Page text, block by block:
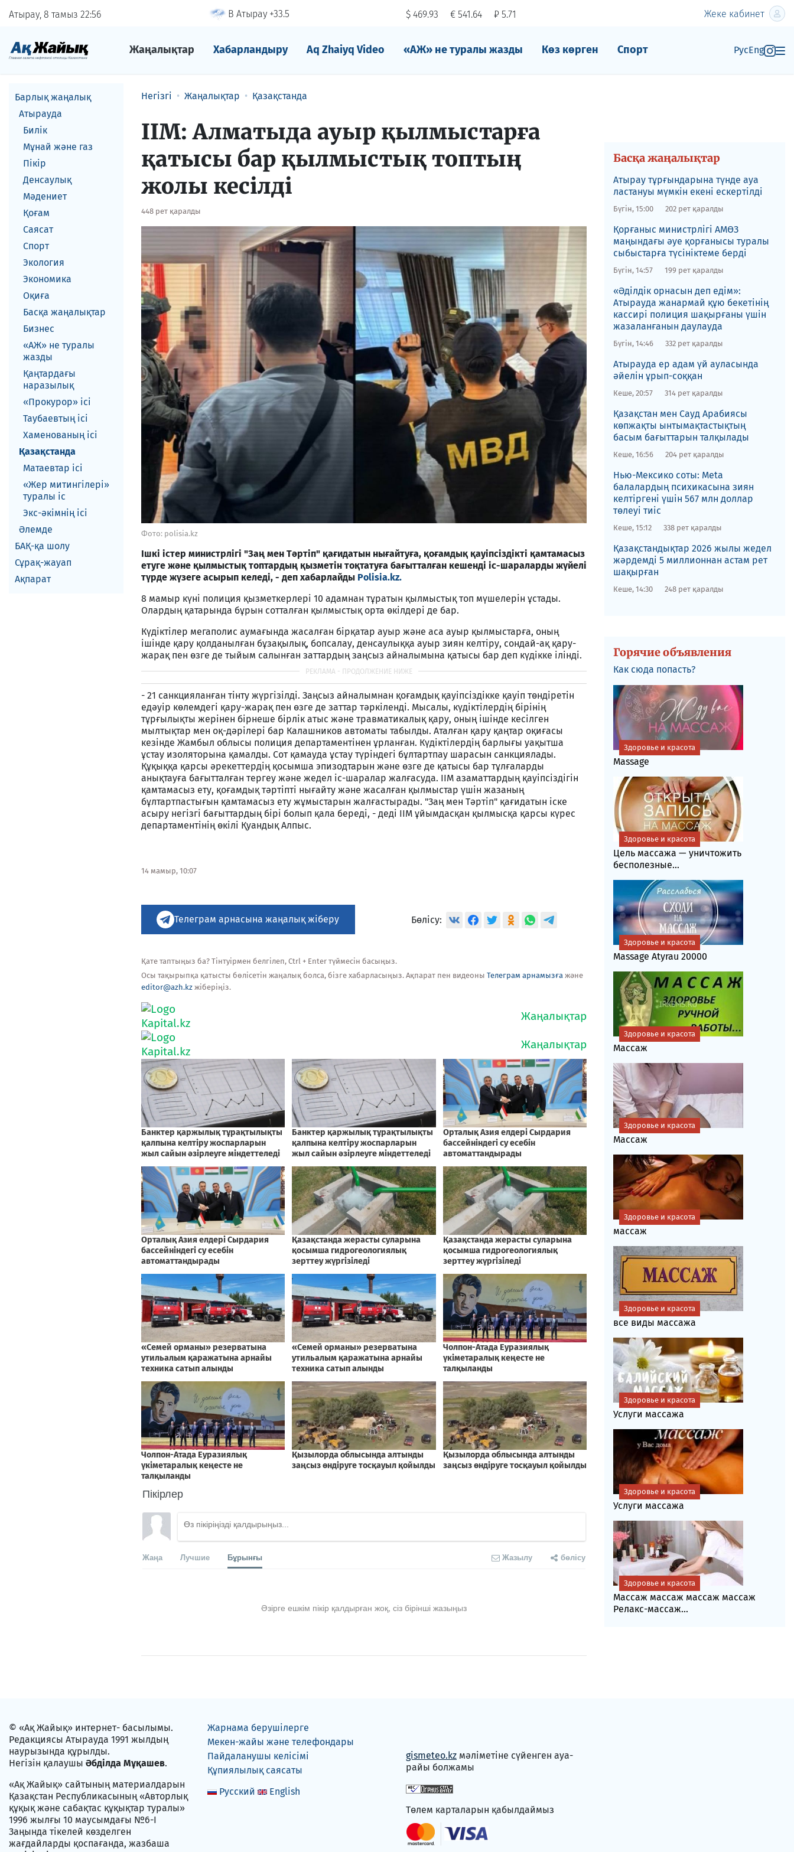
Атырау, 8 тамыз 22 56 В Атырау +33.5 $ 469.93 € 541.64 ₽ 5.71 Жеке кабинет
Жаңалықтар Хабарландыру Aq Zhaiyq Video «АЖ» не туралы жазды Көз көрген Спорт РусEng
Барлық жаңалық
Атырауда
Билік
Мұнай және газ
Пікір
Денсаулық
Мәдениет
Қоғам
Саясат
Спорт
Экология
Экономика
Оқиға
Басқа жаңалықтар
Бизнес
«АЖ» не туралы
жазды
Қаңтардағы
наразылық
«Прокурор» ісі
Таубаевтың ісі
Хаменованың ісі
Қазақстанда
Матаевтар ici
«Жер митингілері»
туралы іс
Экс-әкiмнiң iсi
Әлемде
БАҚ-қа шолу
Сұрақ-жауап
Ақпарат
Негізгі Жаңалықтар Қазақстанда
ІІМ: Алматыда ауыр қылмыстарға
қатысы бар қылмыстық топтың
жолы кесілді
448 рет қаралды
Фото: polisia.kz
Ішкі істер министрлігі "Заң мен Тәртіп" қағидатын нығайтуға, қоғамдық қауіпсіздікті қамтамасыз
етуге және қылмыстық топтардың қызметін тоқтатуға бағытталған кешенді іс-шараларды жүйелі
түрде жүзеге асырып келеді, - деп хабарлайды Polisia.kz.
8 мамыр күні полиция қызметкерлері 10 адамнан тұратын қылмыстық топ мүшелерін ұстады.
Олардың қатарында бұрын сотталған қылмыстық орта өкілдері де бар.
Күдіктілер мегаполис аумағында жасалған бірқатар ауыр және аса ауыр қылмыстарға, оның
ішінде қару қолданылған бұзақылық, бопсалау, денсаулыққа ауыр зиян келтіру, сондай-ақ қару-
жарақ пен өзге де тыйым салынған заттардың заңсыз айналымына қатысы бар деп күдікке ілінді.
- 21 санкцияланған тінту жүргізілді. Заңсыз айналымнан қоғамдық қауіпсіздікке қауіп төндіретін
едәуір көлемдегі қару-жарақ пен өзге де заттар тәркіленді. Мысалы, күдіктілердің бірінің
тұрғылықты жерінен бірнеше бірлік атыс және травматикалық қару, оның ішінде кесілген
мылтықтар мен оқ-дәрілері бар Калашников автоматы табылды. Аталған қару қаңтар оқиғасы
кезінде Жамбыл облысы полиция департаментінен ұрланған. Күдіктілердің барлығы уақытша
ұстау изоляторына қамалды. Сот қамауда ұстау түріндегі бұлтартпау шарасын санкциялады.
Құқыққа қарсы әрекеттердің қосымша эпизодтарын және өзге де қатысы бар тұлғаларды
анықтауға бағытталған тергеу және жедел іс-шаралар жалғасуда. ІІМ азаматтардың қауіпсіздігін
қамтамасыз ету, қоғамдық тәртіпті нығайту және жасалған қылмыстар үшін жазаның
бұлтартпастығын қамтамасыз ету жұмыстарын жалғастырады. "Заң мен Тәртіп" қағидатын іске
асыру негізгі бағыттардың бірі болып қала береді, - деді ІІМ ұйымдасқан қылмысқа қарсы күрес
департаментінің өкілі Қуандық Алпыс.
14 мамыр, 10:07
Телеграм арнасына жаңалық жіберу Бөлісу:
Қате таптыңыз ба? Тінтуірмен белгілеп, Ctrl + Enter түймесін басыңыз.
Осы тақырыпқа қатысты бөлісетін жаңалық болса, бізге хабарласыңыз. Ақпарат пен видеоны Телеграм арнамызға және
editor@azh.kz жіберіңіз.
Пікірлер
Жаңа Лучшие Бұрынғы Жазылу бөлісу
Әзірге ешкім пікір қалдырған жоқ, сіз бірінші жазыңыз
Басқа жаңалықтар
Атырау тұрғындарына түнде ауа
ластануы мүмкін екені ескертілді
Бүгін, 15:00 202 рет қаралды
Қорғаныс министрлігі АМӨЗ
маңындағы әуе қорғанысы туралы
сыбыстарға түсініктеме берді
Бүгін, 14:57 199 рет қаралды
«Әділдік орнасын деп едім»:
Атырауда жанармай құю бекетінің
кассирі полиция шақырғаны үшін
жазаланғанын даулауда
Бүгін, 14:46 332 рет қаралды
Атырауда ер адам үй ауласында
әйелін ұрып-соққан
Кеше, 20:57 314 рет қаралды
Қазақстан мен Сауд Арабиясы
көпжақты ынтымақтастықтың
басым бағыттарын талқылады
Кеше, 16:56 204 рет қаралды
Нью-Мексико соты​: Meta
балалардың психикасына зиян
келтіргені үшін 567 млн доллар
төлеуі тиіс
Кеше, 15:12 338 рет қаралды
Қазақстандықтар 2026 жылы жедел
жәрдемді 5 миллионнан астам рет
шақырған
Кеше, 14:30 248 рет қаралды
Горячие объявления
Как сюда попасть?
Massage
Здоровье и красота
Цель массажа — уничтожить
бесполезные...
Здоровье и красота
Massage Atyrau 20000
Здоровье и красота
Массаж
Здоровье и красота
Массаж
Здоровье и красота
массаж
Здоровье и красота
все виды массажа
Здоровье и красота
Услуги массажа
Здоровье и красота
Услуги массажа
Здоровье и красота
Массаж массаж массаж массаж
Релакс-массаж...
Здоровье и красота
© «Ақ Жайық» интернет- басылымы.
Редакциясы Атырауда 1991 жылдың
наурызында құрылды.
Негізін қалаушы Әбділда Мұқашев.
«Ақ Жайық» сайтының материалдарын
Қазақстан Республикасының «Авторлық
құқық және сабақтас құқықтар туралы»
1996 жылғы 10 маусымдағы №6-I
Заңында тікелей көзделген
жағдайларды қоспағанда, жазбаша
Жарнама берушілерге
Мекен-жайы және телефондары
Пайдаланушы келісімі
Құпиялылық саясаты
Русский
English
gismeteo.kz мәліметіне сүйенген ауа-
райы болжамы
Төлем карталарын қабылдаймыз